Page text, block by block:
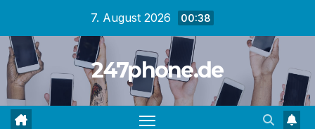
springen
7. August 2026 00:38
247phone.de